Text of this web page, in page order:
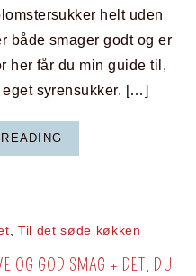
helt uden
både smager godt og er
her får du min guide til,
syrensukker. […]
Til det søde køkken
OG GOD SMAG + DET, DU